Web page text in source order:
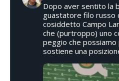
Dopo aver sentito la
guastatore filo russo
cosiddetto Campo
che (purtroppo) uno
peggio che
sostiene una